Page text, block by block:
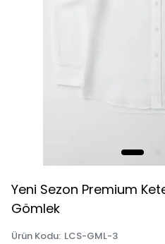
Yeni Sezon Premium
Gömlek
Ürün Kodu: LCS-GML-3